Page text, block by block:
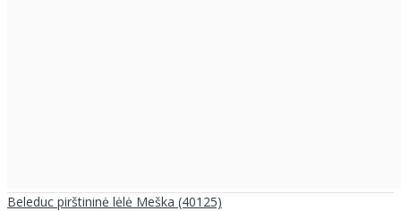
Beleduc pirštininė lėlė Meška (40125)